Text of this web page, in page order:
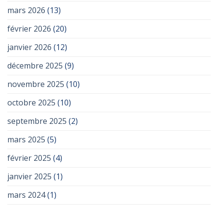
mars 2026 (13)
février 2026 (20)
janvier 2026 (12)
décembre 2025 (9)
novembre 2025 (10)
octobre 2025 (10)
septembre 2025 (2)
mars 2025 (5)
février 2025 (4)
janvier 2025 (1)
mars 2024(1)